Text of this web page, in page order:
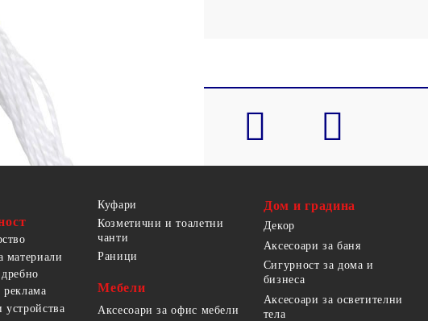
материали
Куфари
Козметични и тоалетни
чанти
Раници
Мебели
Аксесоари за офис мебели
Дом и градина
Декор
Аксесоари за баня
Сигурност за дома и
бизнеса
Аксесоари за осветителни
тела